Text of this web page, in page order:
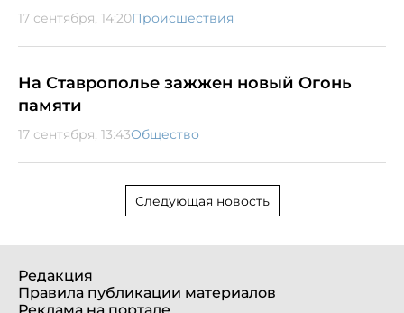
17 сентября, 14:20Происшествия
На Ставрополье зажжен новый Огонь
памяти
17 сентября, 13:43Общество
Следующая новость
Редакция
Правила публикации материалов
Реклама на портале